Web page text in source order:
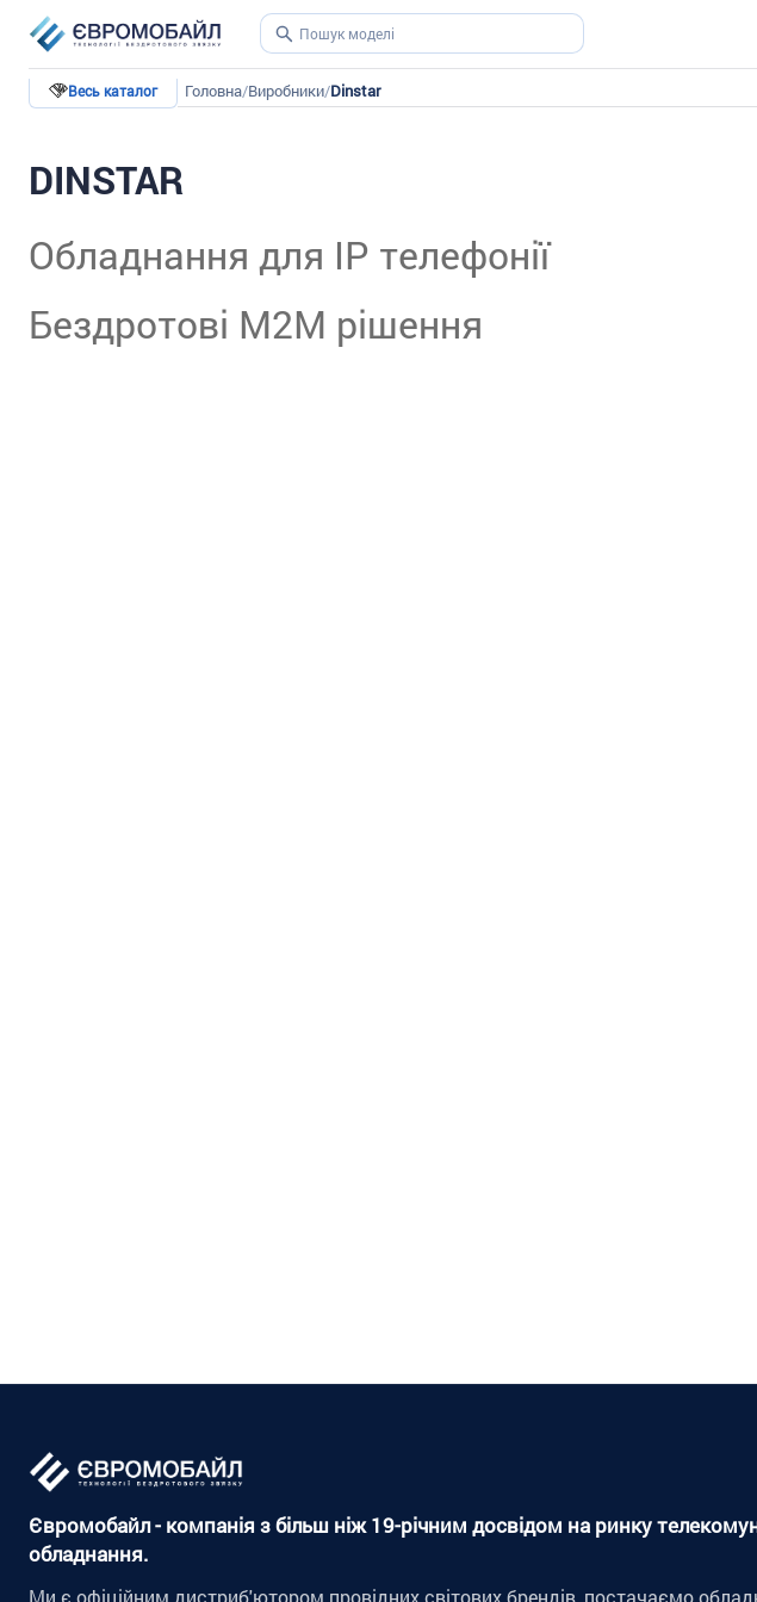
Весь каталог Головна/Виробники/Dinstar
DINSTAR
Обладнання для IP телефонії
Бездротові М2М рішення
Євромобайл - компанія з більш ніж 19-річним досвідом на ринку
обладнання.
Ми є офіційним дистриб'ютором провідних світових брендів, постачаємо